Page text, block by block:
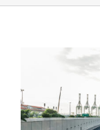
agrandie